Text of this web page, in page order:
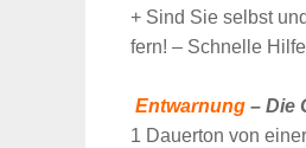
+ Sind Sie selbst
fern! – Schnelle
Entwarnung – Die
1 Dauerton von